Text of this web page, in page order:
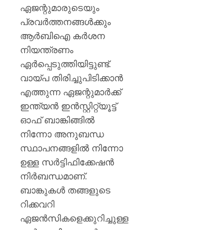
ഏജന്റുമാരുടെയും
പ്രവർത്തനങ്ങൾക്കും
ആർബിഐ കർശന
നിയന്ത്രണം
ഏർപ്പെടുത്തിയിട്ടുണ്ട്.
വായ്പ തിരിച്ചുപിടിക്കാൻ
എത്തുന്ന ഏജന്റുമാർക്ക്
ഇന്ത്യൻ ഇൻസ്റ്റിറ്റ്യൂട്ട്
ഓഫ് ബാങ്കിങ്ങിൽ
നിന്നോ അനുബന്ധ
സ്ഥാപനങ്ങളിൽ നിന്നോ
ഉള്ള സർട്ടിഫിക്കേഷൻ
നിർബന്ധമാണ്.
ബാങ്കുകൾ തങ്ങളുടെ
റിക്കവറി
ഏജൻസികളെക്കുറിച്ചുള്ള